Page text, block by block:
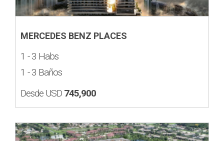
MERCEDES BENZ PLACES
1 - 3 Habs
1 - 3 Baños
Desde USD 745,900